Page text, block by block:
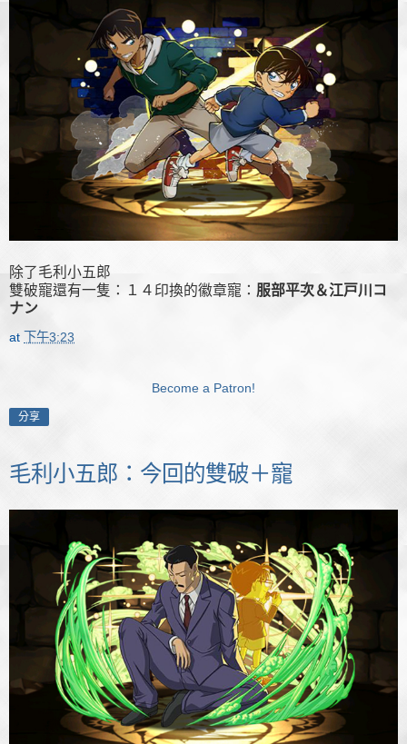
除了毛利小五郎
雙破寵還有一隻：１４印換的徽章寵： 服部平次＆江戸川コ
ナン
at 下午3:23
Become a Patron!
分享
毛利小五郎：今回的雙破＋寵